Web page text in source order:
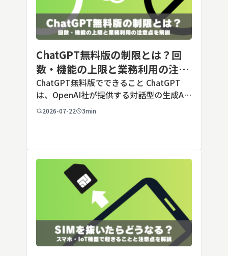
ChatGPT無料版の制限とは？回
数・機能の上限と業務利用の注意
点を解説【2026年最新】
ChatGPT無料版でできること ChatGPT
は、OpenAI社が提供する対話型の生成AI
サービスです。アカウントを登録すれば無
2026-07-22 3min